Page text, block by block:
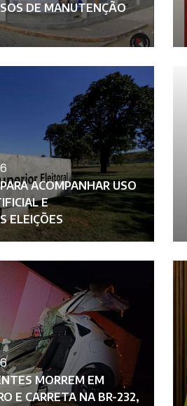
DE MANUTENÇÃO
ACOMPANHAR USO
E
ELEIÇÕES
MORREM EM
E CARRETA NA BR-232,